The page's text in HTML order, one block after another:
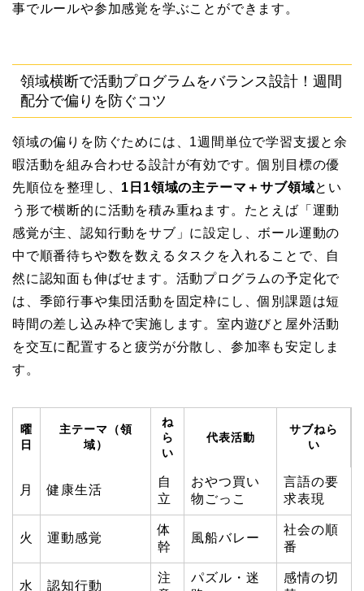
事でルールや参加感覚を学ぶことができます。
領域横断で活動プログラムをバランス設計！週間
配分で偏りを防ぐコツ
領域の偏りを防ぐためには、1週間単位で学習支援と余
暇活動を組み合わせる設計が有効です。個別目標の優
先順位を整理し、 1日1領域の主テーマ＋サブ領域とい
う形で横断的に活動を積み重ねます。たとえば「運動
感覚が主、認知行動をサブ」に設定し、ボール運動の
中で順番待ちや数を数えるタスクを入れることで、自
然に認知面も伸ばせます。活動プログラムの予定化で
は、季節行事や集団活動を固定枠にし、個別課題は短
時間の差し込み枠で実施します。室内遊びと屋外活動
を交互に配置すると疲労が分散し、参加率も安定しま
す。
曜
日
主テーマ（領
域）
ね
ら
い
代表活動
サブねら
い
月 健康生活
自
立
おやつ買い
物ごっこ
言語の要
求表現
火 運動感覚
体
幹
風船バレー
社会の順
番
水 認知行動
注
パズル・迷
感情の切